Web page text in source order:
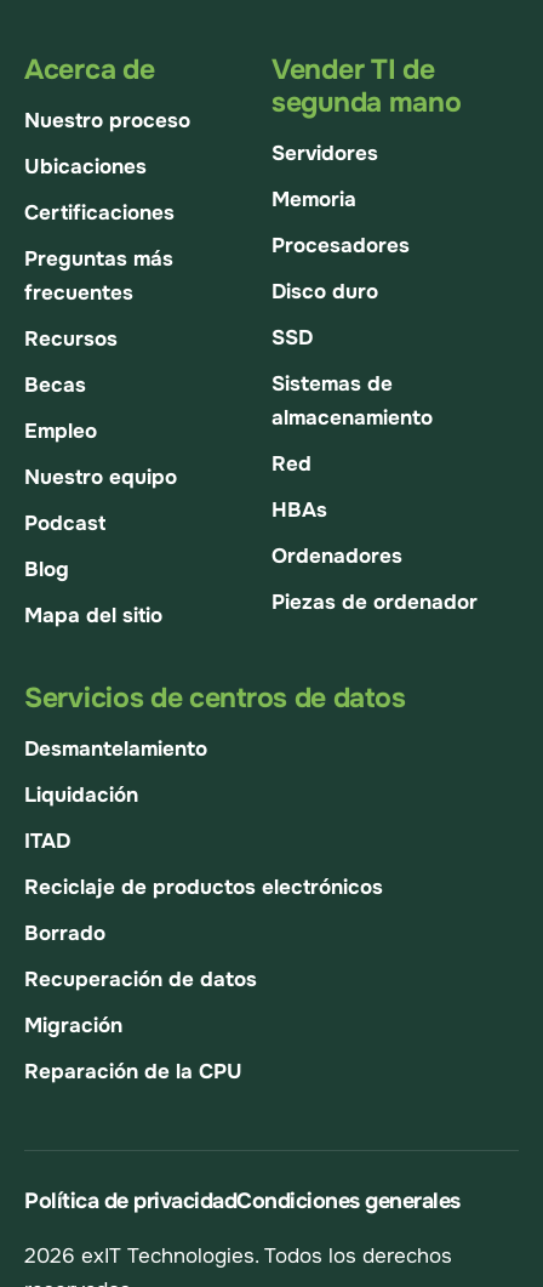
Acerca de
Nuestro proceso
Ubicaciones
Certificaciones
Preguntas más
frecuentes
Recursos
Becas
Empleo
Nuestro equipo
Podcast
Blog
Mapa del sitio
Vender TI de
segunda mano
Servidores
Memoria
Procesadores
Disco duro
SSD
Sistemas de
almacenamiento
Red
HBAs
Ordenadores
Piezas de ordenador
Servicios de centros de datos
Desmantelamiento
Liquidación
ITAD
Reciclaje de productos electrónicos
Borrado
Recuperación de datos
Migración
Reparación de la CPU
2026 exIT Technologies. Todos los derechos
Política de privacidadCondiciones generales